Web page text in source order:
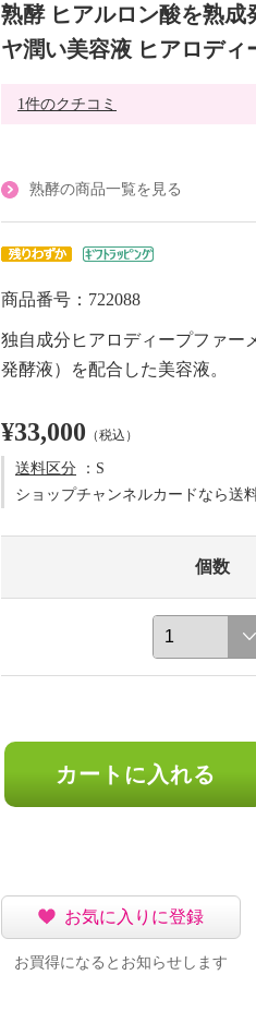
熟酵 ヒアルロン酸を熟成
ヤ潤い美容液 ヒアロディ
1件のクチコミ
熟酵の商品一覧を見る
商品番号：722088
独自成分ヒアロディープファー
発酵液）を配合した美容液。
¥33,000 （税込）
送料区分 ：S
ショップチャンネルカードなら送
個数
カートに入れる
お気に入りに登録
お買得になるとお知らせします